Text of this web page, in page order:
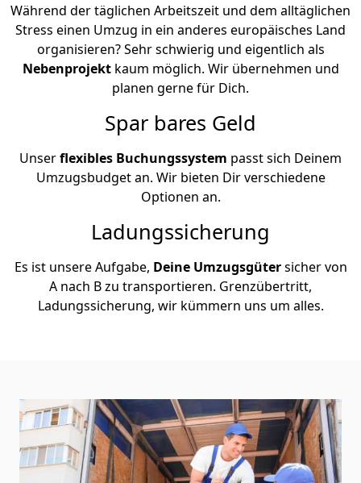
Während der täglichen Arbeitszeit und dem alltäglichen
Stress einen Umzug in ein anderes europäisches Land
organisieren? Sehr schwierig und eigentlich als
Nebenprojekt kaum möglich. Wir übernehmen und
planen gerne für Dich.
Spar bares Geld
Unserflexibles Buchungssystem passt sich Deinem
Umzugsbudget an. Wir bieten Dir verschiedene
Optionen an.
Ladungssicherung
Es ist unsere Aufgabe, Deine Umzugsgütersicher von
A nach B zu transportieren. Grenzübertritt,
Ladungssicherung, wir kümmern uns um alles.